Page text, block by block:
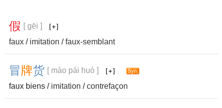
假 [ gēi ]
faux / imitation /faux-semblant
冒牌货 [ mào pái huò ]
faux biens / imitation /contrefaçon